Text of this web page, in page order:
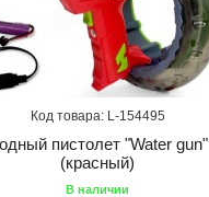
154495
пистолет "Water gun"
(красный)